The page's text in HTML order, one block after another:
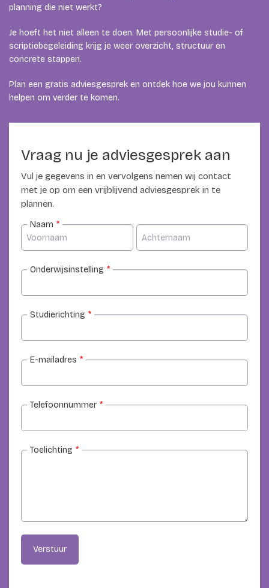
planning die niet werkt?
Je hoeft het niet alleen te doen. Met persoonlijke studie- of
scriptiebegeleiding krijg je weer overzicht, structuur en
concrete stappen.
Plan een gratis adviesgesprek en ontdek hoe we jou kunnen
helpen om verder te komen.
Vraag nu je adviesgesprek aan
Vul je gegevens in en vervolgens nemen wij contact
met je op om een vrijblijvend adviesgesprek in te
plannen.
Naam *
Onderwijsinstelling *
Studierichting *
E-mailadres *
Telefoonnummer *
Toelichting *
Verstuur